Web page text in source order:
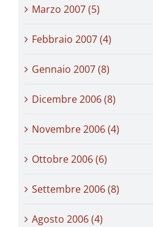
Marzo 2007 (5)
Febbraio 2007 (4)
Gennaio 2007 (8)
Dicembre 2006 (8)
Novembre 2006 (4)
Ottobre 2006 (6)
Settembre 2006 (8)
Agosto 2006 (4)